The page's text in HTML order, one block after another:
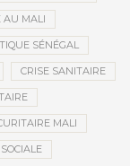
AU MALI
SÉNÉGAL
CRISE SANITAIRE
MALI